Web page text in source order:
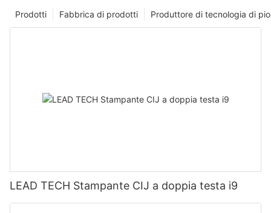
Produttore di tecnologia di
Fabbrica di prodotti
Prodotti
LEAD TECH Stampante CIJ a doppia testa i9